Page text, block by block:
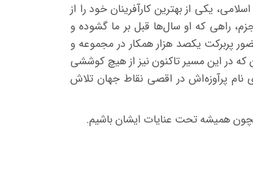
یکی از بهترین کارآفرینان خود را از
راهی که او سال‌ها قبل بر ما گشوده و
پربرکت یکصد هزار همکار در مجموعه و
عزیزان که در این مسیر تاکنون نیز از هیچ کوششی
نام پرآوزه‌اش در اقصی نقاط جهان تلاش
همیشه تحت عنایات ایشان باشیم.